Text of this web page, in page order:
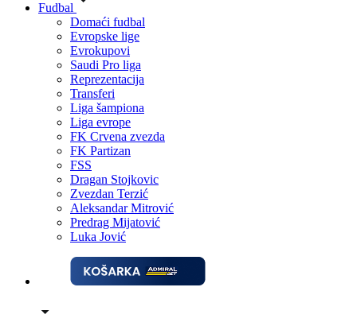
Fudbal
Domaći fudbal
Evropske lige
Evrokupovi
Saudi Pro liga
Reprezentacija
Transferi
Liga šampiona
Liga evrope
FK Crvena zvezda
FK Partizan
FSS
Dragan Stojkovic
Zvezdan Terzić
Aleksandar Mitrović
Predrag Mijatović
Luka Jović